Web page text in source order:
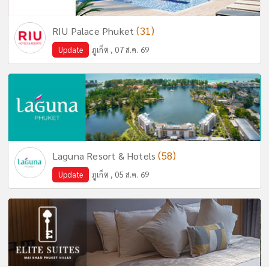
RIU Palace Phuket(31)
Update ภูเก็ต , 07 ส.ค. 69
Laguna Resort & Hotels(58)
Update ภูเก็ต , 05 ส.ค. 69